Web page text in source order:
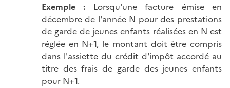
Exemple : Lorsqu'une facture émise en
décembre de l'année N pour des prestations
de garde de jeunes enfants réalisées en N est
réglée en N+1, le montant doit être compris
dans l'assiette du crédit d'impôt accordé au
titre des frais de garde des jeunes enfants
pour N+1.